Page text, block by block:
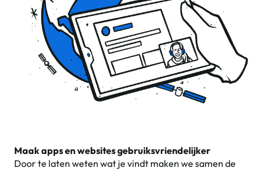
Maak apps en websites gebruiksvriendelijker
Door te laten weten wat je vindt maken we samen de